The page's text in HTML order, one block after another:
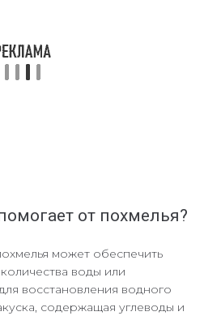
от похмелья?
может обеспечить
воды или
восстановления водного
содержащая углеводы и